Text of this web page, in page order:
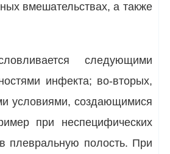
вмешательствах, а также
следующими
инфекта; во-вторых,
условиями, создающимися
при неспецифических
плевральную полость. При